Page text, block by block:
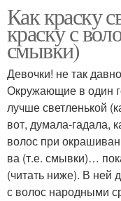
Как краску
краску с
смывки)
Девочки! не так
Окружающие в один
лучше светленькой
вот, думала-гадала,
волос при
ва (т.е. смывки)…
(читать ниже). В ней
с волос народными